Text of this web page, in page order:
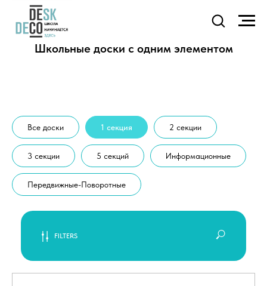
Школьные доски с одним элементом
Все доски 1 секция 2 секции
3 секции 5 секций Информационные
Передвижные-Поворотные
FILTERS